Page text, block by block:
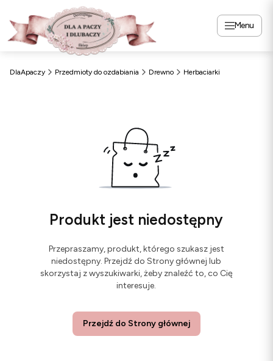
Menu
DlaApaczy Przedmioty do ozdabiania Drewno Herbaciarki
Produkt jest niedostępny
Przepraszamy, produkt, którego szukasz jest
niedostępny. Przejdź do Strony głównej lub
skorzystaj z wyszukiwarki, żeby znaleźć to, co Cię
interesuje.
Przejdź do Strony głównej